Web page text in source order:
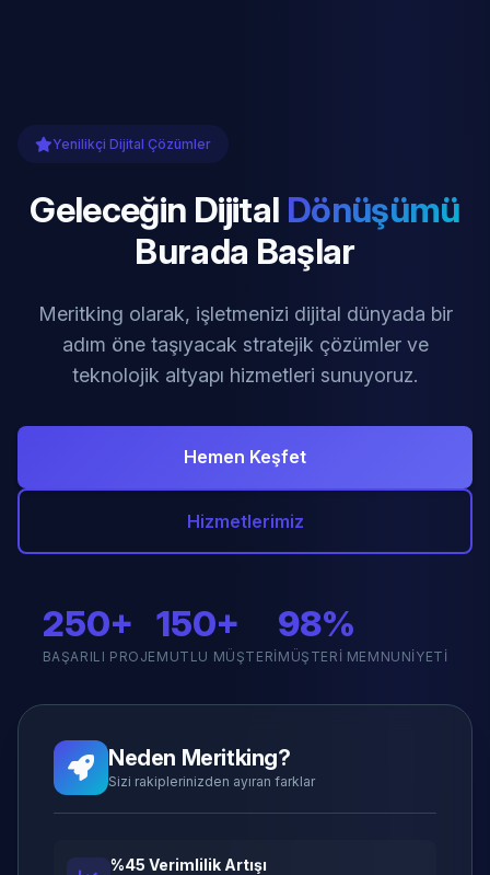
Yenilikçi Dijital Çözümler
Geleceğin Dijital Dönüşümü
Burada Başlar
Meritking olarak, işletmenizi dijital dünyada bir
adım öne taşıyacak stratejik çözümler ve
teknolojik altyapı hizmetleri sunuyoruz.
Hemen Keşfet
Hizmetlerimiz
250+
BAŞARILI PROJE
150+
MUTLU MÜŞTERI
98%
MÜŞTERI MEMNUNIYETI
Neden Meritking?
Sizi rakiplerinizden ayıran farklar
%45 Verimlilik Artışı